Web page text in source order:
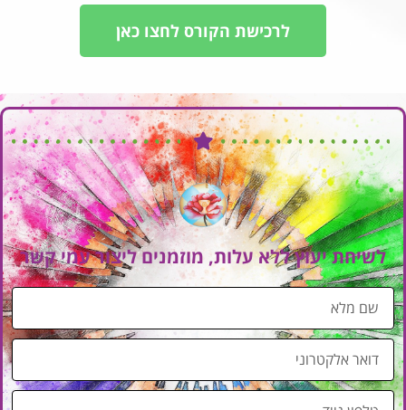
לרכישת הקורס לחצו כאן
לשיחת יעוץ ללא עלות, מוזמנים ליצור עמי קשר
ש
ם
מ
ל
א
ד
ו
אט